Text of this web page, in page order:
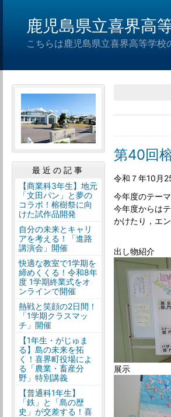
鹿児島県立喜界高
こちらは鹿児島県立喜界高等学校
第40回
令和７年10月
今年度のテー
今年度からは
かけたり，エ
出し物紹介
展示
最近の記事
【商業科3年生】地元
「文田パン」と夢の
コラボ！榕樹祭に向
けた試作品開発
自分の未来とキャリ
アを考える！「進路
講演会」開催
快適な教室で1学期を
締めくくる！令和8年
度 1学期終業式をオ
ンラインで開催
熱戦と笑顔の2日間！
「1学期クラスマッ
チ」開催
【1年生・がじゅま
る】島の未来を拓
く！喜界町役場によ
る「農業・畜産分
野」特別講義
【普通科1年生】
「鉄」と「島の歴
史」が交差する！喜